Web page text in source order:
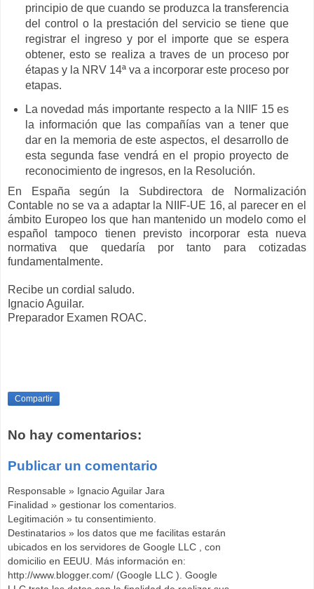
principio de que cuando se produzca la transferencia
del control o la prestación del servicio se tiene que
registrar el ingreso y por el importe que se espera
obtener, esto se realiza a traves de un proceso por
étapas y la NRV 14ª va a incorporar este proceso por
etapas.
La novedad más importante respecto a la NIIF 15 es
la información que las compañías van a tener que
dar en la memoria de este aspectos, el desarrollo de
esta segunda fase vendrá en el propio proyecto de
reconocimiento de ingresos, en la Resolución.
En España según la Subdirectora de Normalización
Contable no se va a adaptar la NIIF-UE 16, al parecer en el
ámbito Europeo los que han mantenido un modelo como el
español tampoco tienen previsto incorporar esta nueva
normativa que quedaría por tanto para cotizadas
fundamentalmente.
Recibe un cordial saludo.
Ignacio Aguilar.
Preparador Examen ROAC.
Compartir
No hay comentarios:
Publicar un comentario
Responsable » Ignacio Aguilar Jara
Finalidad » gestionar los comentarios.
Legitimación » tu consentimiento.
Destinatarios » los datos que me facilitas estarán
ubicados en los servidores de Google LLC , con
domicilio en EEUU. Más información en:
http://www.blogger.com/ (Google LLC ). Google